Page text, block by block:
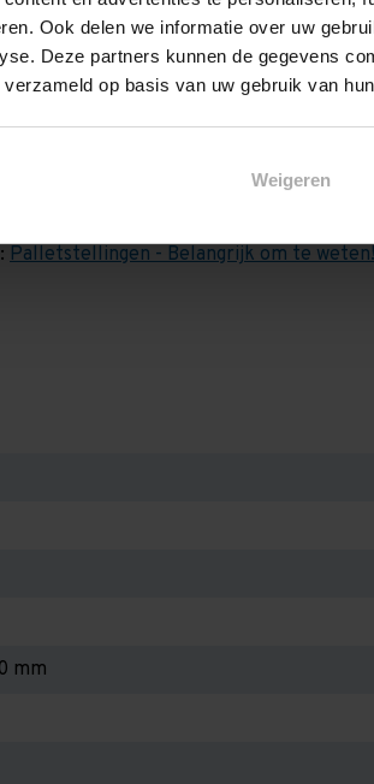
Ook delen we informatie over uw
Deze partners kunnen de gegevens
op basis van uw gebruik van
Weigeren
te weten:
het draagvermogen per liggerniveau
berekenen!
2,25 meter, valt de draagkracht juist
dient u even contact met ons op te
niets bij aankoop van een rij
van uw situatie op beschreven
Palletstellingen - Belangrijk om te weten!
mm